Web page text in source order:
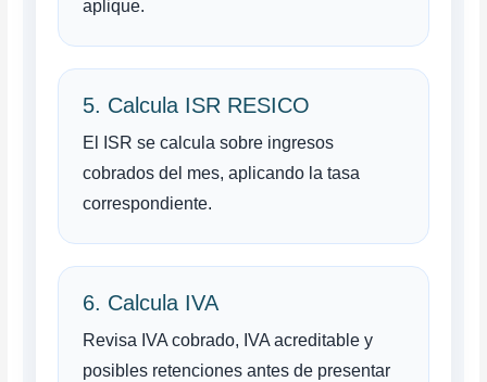
aplique.
5. Calcula ISR RESICO
El ISR se calcula sobre ingresos
cobrados del mes, aplicando la tasa
correspondiente.
6. Calcula IVA
Revisa IVA cobrado, IVA acreditable y
posibles retenciones antes de presentar